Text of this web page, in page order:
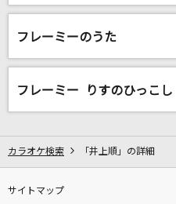
武蔵坊弁慶(宮田幸季)
ローリンガール
群青逃避行
おいしくるメロンパン
フレーミーのうた
フレーミー りすのひっこし
カラオケ検索 「井上順」の詳細
サイトマップ